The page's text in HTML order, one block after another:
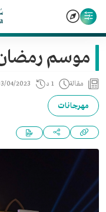
موسم رمضان
مقالة 1 د 04/2023
مهرجانات